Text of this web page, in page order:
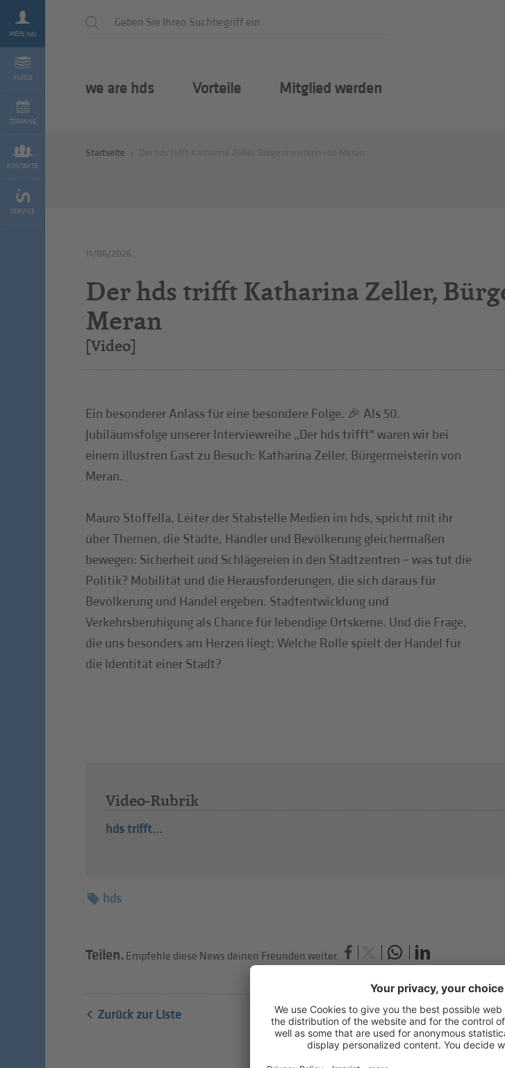
MEIN hds
KURSE
TERMINE
KONTAKTE
SERVICE
we are hds Vorteile Mitglied werden
Startseite
11/06/2026
Der hds trifft Katharina Zeller,
Meran
[Video]
Ein besonderer Anlass für eine besondere Folge. 🎉 Als 50.
Jubiläumsfolge unserer Interviewreihe „Der hds trifft" waren wir bei
einem illustren Gast zu Besuch: Katharina Zeller, Bürgermeisterin von
Meran.
Mauro Stoffella, Leiter der Stabstelle Medien im hds, spricht mit ihr
über Themen, die Städte, Händler und Bevölkerung gleichermaßen
bewegen: Sicherheit und Schlägereien in den Stadtzentren – was tut die
Politik? Mobilität und die Herausforderungen, die sich daraus für
Bevölkerung und Handel ergeben. Stadtentwicklung und
Verkehrsberuhigung als Chance für lebendige Ortskerne. Und die Frage,
die uns besonders am Herzen liegt: Welche Rolle spielt der Handel für
die Identität einer Stadt?
Video-Rubrik
hds trifft...
hds
Teilen. Empfehle diese News deinen Freunden weiter.
Zurück zur Liste